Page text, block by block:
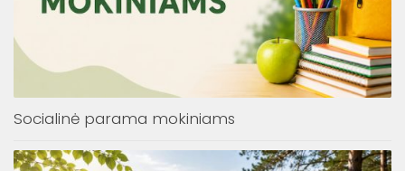
Socialinė parama mokiniams